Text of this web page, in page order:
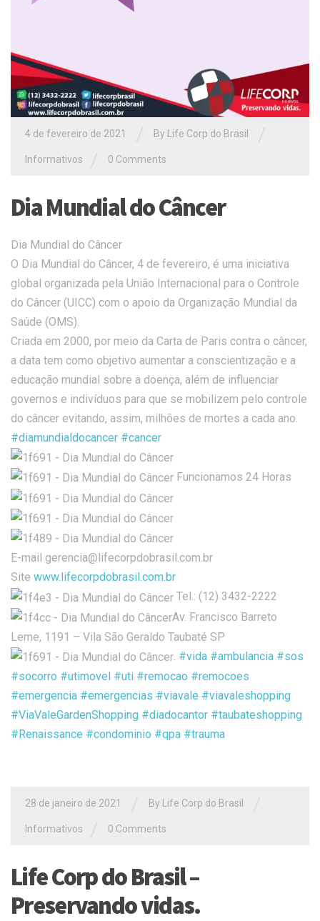
4 de fevereiro de 2021 By Life Corp do Brasil
Informativos 0 Comments
Dia Mundial do Câncer
Dia Mundial do Câncer
O Dia Mundial do Câncer, 4 de fevereiro, é uma iniciativa
global organizada pela União Internacional para o Controle
do Câncer (UICC) com o apoio da Organização Mundial da
Saúde (OMS).
Criada em 2000, por meio da Carta de Paris contra o câncer,
a data tem como objetivo aumentar a conscientização e a
educação mundial sobre a doença, além de influenciar
governos e indivíduos para que se mobilizem pelo controle
do câncer evitando, assim, milhões de mortes a cada ano.
#diamundialdocancer #cancer
Funcionamos 24 Horas
E-mail gerencia@lifecorpdobrasil.com.br
Site www.lifecorpdobrasil.com.br
Tel.: (12) 3432-2222
Av. Francisco Barreto
Leme, 1191 – Vila São Geraldo Taubaté SP
. #vida #ambulancia #sos
#socorro #utimovel #uti #remocao #remocoes
#emergencia #emergencias #viavale #viavaleshopping
#ViaValeGardenShopping #diadocantor #taubateshopping
#Renaissance #condominio #qpa #trauma
28 de janeiro de 2021 By Life Corp do Brasil
Informativos 0 Comments
Life Corp do Brasil –
Preservando vidas.